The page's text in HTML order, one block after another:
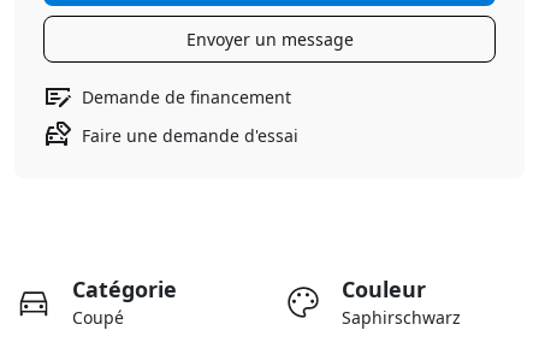
Envoyer un message
Demande de financement
Faire une demande d'essai
Catégorie
Coupé
Couleur
Saphirschwarz